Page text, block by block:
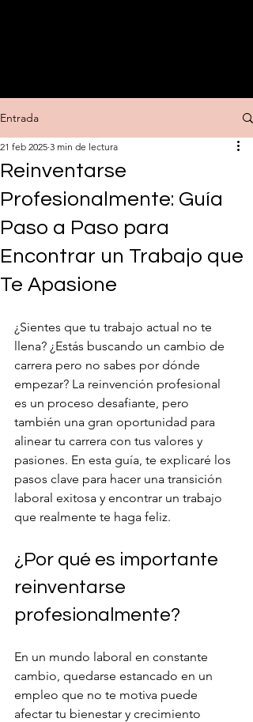
Entrada
Reinventarse
Profesionalmente: Guía
Paso a Paso para
Encontrar un Trabajo que
Te Apasione
21 feb 2025 3 min de lectura
¿Sientes que tu trabajo actual no te
llena? ¿Estás buscando un cambio de
carrera pero no sabes por dónde
empezar? La reinvención profesional
es un proceso desafiante, pero
también una gran oportunidad para
alinear tu carrera con tus valores y
pasiones. En esta guía, te explicaré los
pasos clave para hacer una transición
laboral exitosa y encontrar un trabajo
que realmente te haga feliz.
¿Por qué es importante
reinventarse
profesionalmente?
En un mundo laboral en constante
cambio, quedarse estancado en un
empleo que no te motiva puede
afectar tu bienestar y crecimiento